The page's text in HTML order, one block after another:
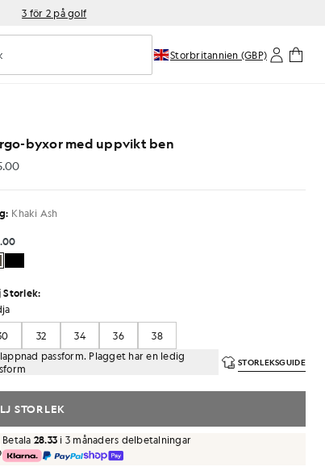
3 för 2 på golf
inaktivera prediktiv sökningStorbritannien (GBP)
i färgen Khaki Ash
byxor med uppvikt ben
Khaki Ash
Storlek:
32 34 36
38
passform. Plagget har en ledig
STORLEKSGUIDE
STORLEK
Betala 28.33 i 3 månaders delbetalningar